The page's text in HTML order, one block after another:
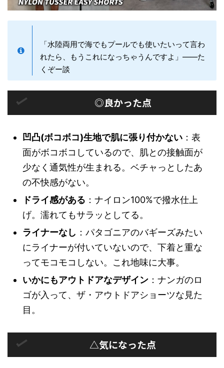
「水陸両用で海でもプールでも使いたいって言わ
れたら、もうこれになっちゃうんですよ」——た
くぞー談
◎良かった点
凹凸(ボコボコ)生地で肌に張り付かない ：表
面がボコボコしているので、肌との接触面が
少なく通気性が生まれる。ベチャっとしたあ
の不快感がない。
ドライ感がある ：ナイロン100%で撥水仕上
げ。濡れてもサラッとしてる。
ライナーなし ：パタゴニアのバギーズみたい
にライナーが付いていないので、下着と重な
ってモコモコしない。これ地味に大事。
いかにもアウトドアなデザイン ：ナンガのロ
ゴが入って、ザ・アウトドアショーツな見た
目。
△気になった点